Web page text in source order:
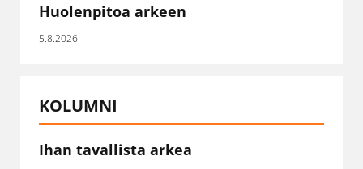
Huolenpitoa arkeen
5.8.2026
KOLUMNI
Ihan tavallista arkea